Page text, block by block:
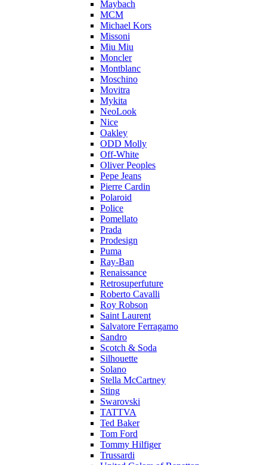
Maybach
MCM
Michael Kors
Missoni
Miu Miu
Moncler
Montblanc
Moschino
Movitra
Mykita
NeoLook
Nice
Oakley
ODD Molly
Off-White
Oliver Peoples
Pepe Jeans
Pierre Cardin
Polaroid
Police
Pomellato
Prada
Prodesign
Puma
Ray-Ban
Renaissance
Retrosuperfuture
Roberto Cavalli
Roy Robson
Saint Laurent
Salvatore Ferragamo
Sandro
Scotch & Soda
Silhouette
Solano
Stella McCartney
Sting
Swarovski
TATTVA
Ted Baker
Tom Ford
Tommy Hilfiger
Trussardi